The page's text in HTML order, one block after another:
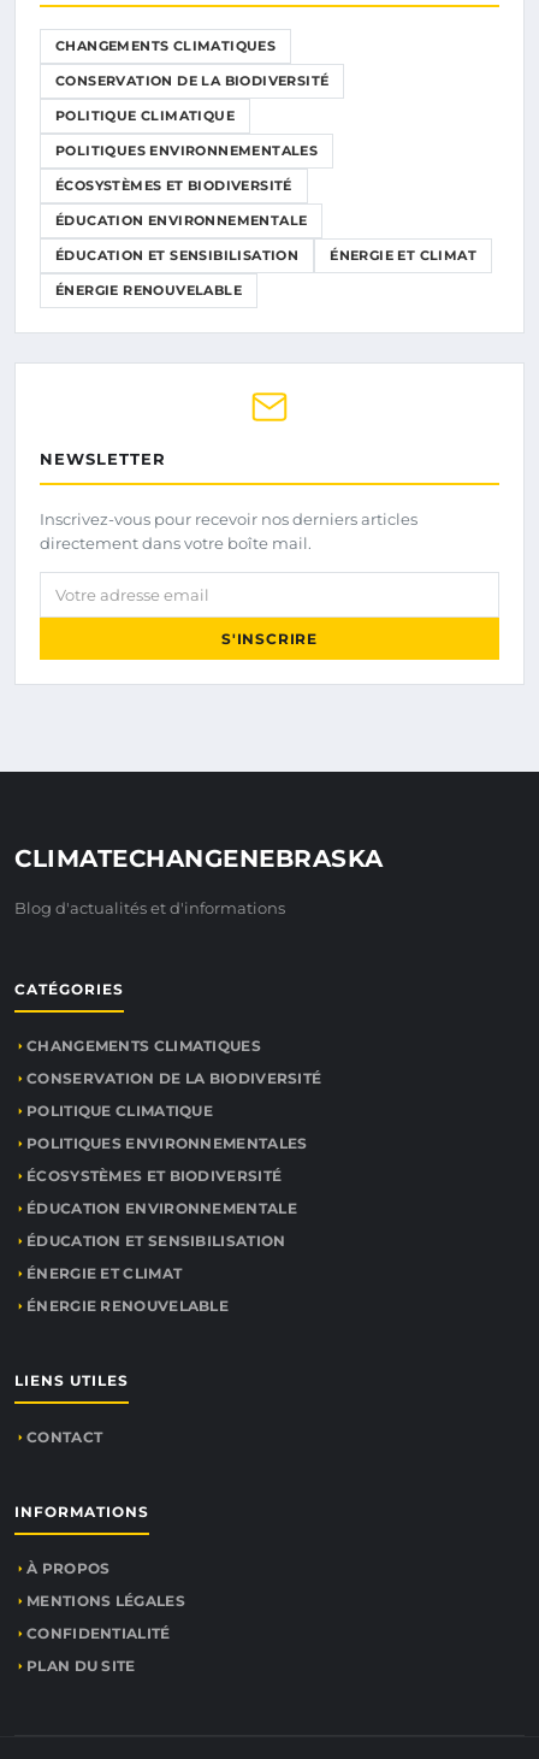
CHANGEMENTS CLIMATIQUES
CONSERVATION DE LA BIODIVERSITÉ
POLITIQUE CLIMATIQUE
POLITIQUES ENVIRONNEMENTALES
ÉCOSYSTÈMES ET BIODIVERSITÉ
ÉDUCATION ENVIRONNEMENTALE
ÉDUCATION ET SENSIBILISATION ÉNERGIE ET CLIMAT
ÉNERGIE RENOUVELABLE
NEWSLETTER
Inscrivez-vous pour recevoir nos derniers articles
directement dans votre boîte mail.
Votre adresse email
S'INSCRIRE
CLIMATECHANGENEBRASKA
Blog d'actualités et d'informations
CATÉGORIES
CHANGEMENTS CLIMATIQUES
CONSERVATION DE LA BIODIVERSITÉ
POLITIQUE CLIMATIQUE
POLITIQUES ENVIRONNEMENTALES
ÉCOSYSTÈMES ET BIODIVERSITÉ
ÉDUCATION ENVIRONNEMENTALE
ÉDUCATION ET SENSIBILISATION
ÉNERGIE ET CLIMAT
ÉNERGIE RENOUVELABLE
LIENS UTILES
CONTACT
INFORMATIONS
À PROPOS
MENTIONS LÉGALES
CONFIDENTIALITÉ
PLAN DU SITE